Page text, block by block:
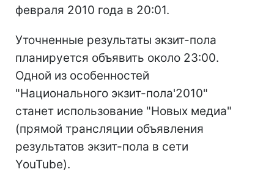
февраля 2010 года в 20:01.
Уточненные результаты экзит-пола
планируется объявить около 23:00.
Одной из особенностей
"Национального экзит-пола'2010"
станет использование "Новых медиа"
(прямой трансляции объявления
результатов экзит-пола в сети
YouTube).